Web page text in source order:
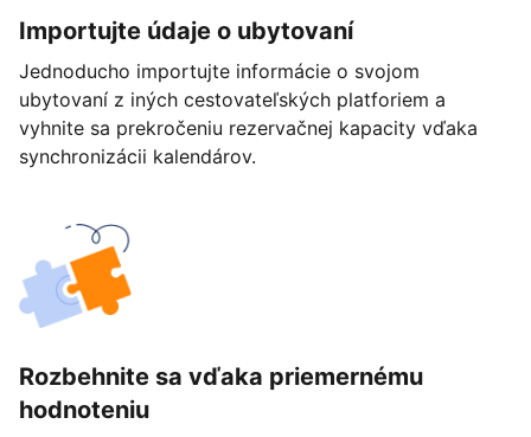
Importujte údaje o ubytovaní
Jednoducho importujte informácie o svojom
ubytovaní z iných cestovateľských platforiem a
vyhnite sa prekročeniu rezervačnej kapacity vďaka
synchronizácii kalendárov.
Rozbehnite sa vďaka priemernému
hodnoteniu